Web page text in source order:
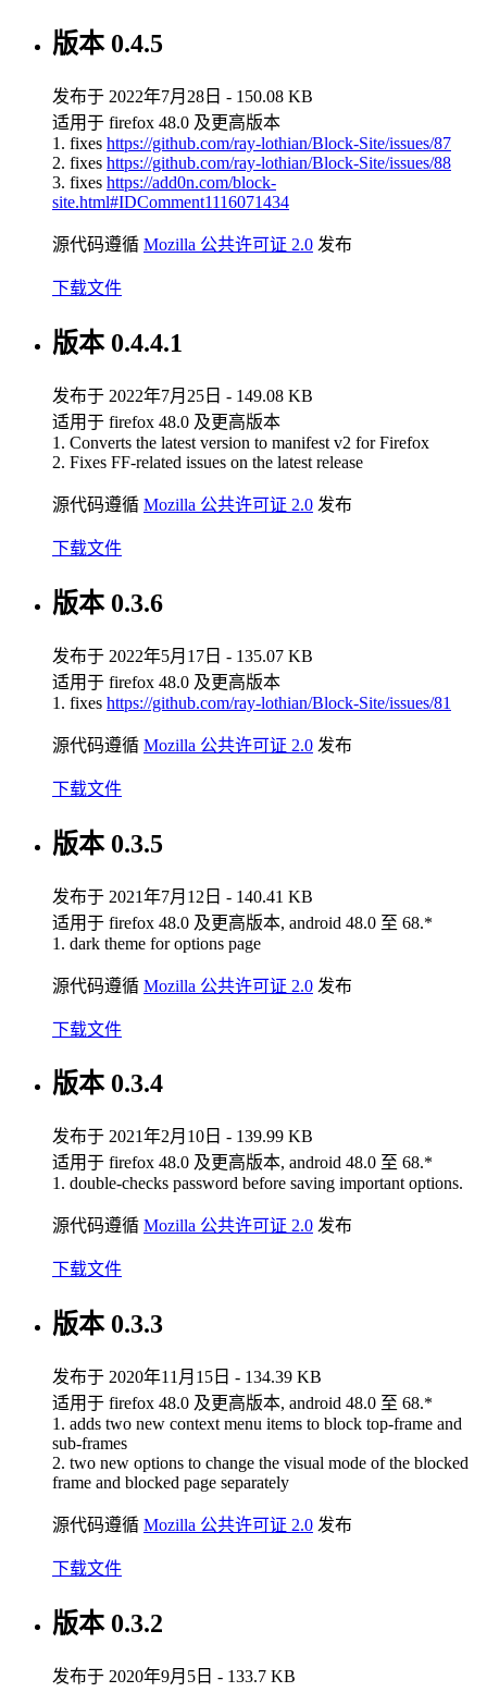
版本 0.4.5
发布于 2022年7月28日 - 150.08 KB
适用于 firefox 48.0 及更高版本
1. fixes https://github.com/ray-lothian/Block-Site/issues/87
2. fixes https://github.com/ray-lothian/Block-Site/issues/88
3. fixes https://add0n.com/block-
site.html#IDComment1116071434
源代码遵循 Mozilla 公共许可证 2.0 发布
下载文件
版本 0.4.4.1
发布于 2022年7月25日 - 149.08 KB
适用于 firefox 48.0 及更高版本
1. Converts the latest version to manifest v2 for Firefox
2. Fixes FF-related issues on the latest release
源代码遵循 Mozilla 公共许可证 2.0 发布
下载文件
版本 0.3.6
发布于 2022年5月17日 - 135.07 KB
适用于 firefox 48.0 及更高版本
1. fixes https://github.com/ray-lothian/Block-Site/issues/81
源代码遵循 Mozilla 公共许可证 2.0 发布
下载文件
版本 0.3.5
发布于 2021年7月12日 - 140.41 KB
适用于 firefox 48.0 及更高版本, android 48.0 至 68.*
1. dark theme for options page
源代码遵循 Mozilla 公共许可证 2.0 发布
下载文件
版本 0.3.4
发布于 2021年2月10日 - 139.99 KB
适用于 firefox 48.0 及更高版本, android 48.0 至 68.*
1. double-checks password before saving important options.
源代码遵循 Mozilla 公共许可证 2.0 发布
下载文件
版本 0.3.3
发布于 2020年11月15日 - 134.39 KB
适用于 firefox 48.0 及更高版本, android 48.0 至 68.*
1. adds two new context menu items to block top-frame and
sub-frames
2. two new options to change the visual mode of the blocked
frame and blocked page separately
源代码遵循 Mozilla 公共许可证 2.0 发布
下载文件
版本 0.3.2
发布于 2020年9月5日 - 133.7 KB